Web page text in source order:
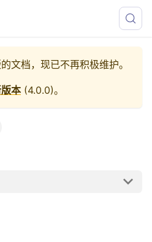
文档，现已不再积极维护。
本(4.0.0)。